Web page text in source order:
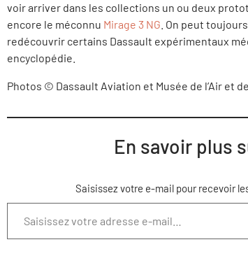
voir arriver dans les collections un ou deux
encore le méconnu Mirage 3 NG . On peut
redécouvrir certains Dassault expérimentaux
encyclopédie.
Photos © Dassault Aviation et Musée de l’Air et
En savoir plus